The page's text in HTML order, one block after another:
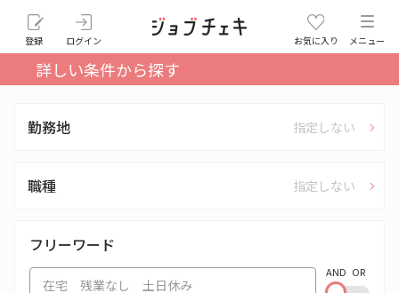
登録 ログイン お気に入り メニュー
詳しい条件から探す
勤務地 指定しない
職種 指定しない
フリーワード
AND OR